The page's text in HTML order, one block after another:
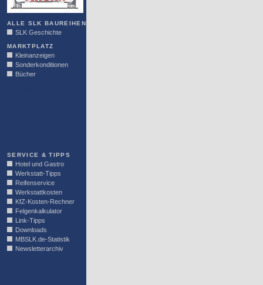
ALLE SLK BAUREIHEN
SLK Geschichte
MARKTPLATZ
Kleinanzeigen
Sonderkonditionen
Bücher
SERVICE & TIPPS
Hotel und Gastro
Werkstatt-Tipps
Reifenservice
Werkstattkosten
KfZ-Kosten-Rechner
Felgenkalkulator
Link-Tipps
Downloads
MBSLK.de-Statistik
Newsletterarchiv